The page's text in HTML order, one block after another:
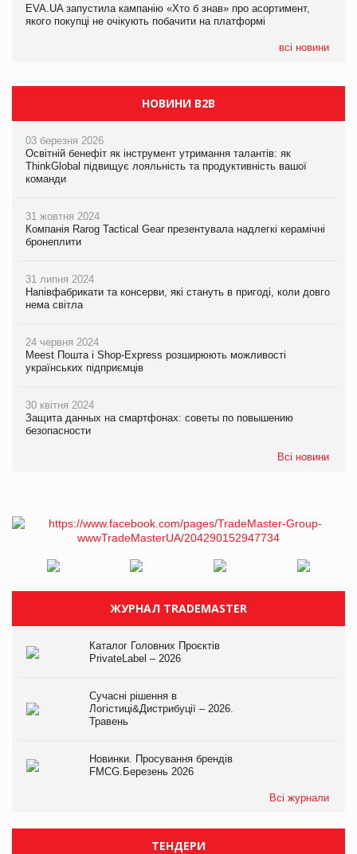
EVA.UA запустила кампанію «Хто б знав» про асортимент,
якого покупці не очікують побачити на платформі
всі новини
05.08.2026
Мережа супермаркетів VARUS купує мережу магазинів
НОВИНИ B2B
03 березня 2026
Освітній бенефіт як інструмент утримання талантів: як
ThinkGlobal підвищує лояльність та продуктивність вашої
команди
31 жовтня 2024
Компанія Rarog Tactical Gear презентувала надлегкі керамічні
бронеплити
31 липня 2024
Напівфабрикати та консерви, які стануть в пригоді, коли довго
нема світла
24 червня 2024
Meest Пошта і Shop-Express розширюють можливості
українських підприємців
30 квітня 2024
Защита данных на смартфонах: советы по повышению
безопасности
Всі новини
ЖУРНАЛ TRADEMASTER
Каталог Головних Проєктів
PrivateLabel – 2026
Сучасні рішення в
Логістиці&Дистрибуції – 2026.
Травень
Новинки. Просування брендів
FMCG.Березень 2026
Всі журнали
ТЕНДЕРИ